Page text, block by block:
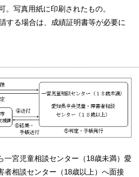
。写真用紙に印刷されたもの。
する場合は、成績証明書等が必要に
一宮児童相談センター（18歳未満）愛
者相談センター（18歳以上）へ面接